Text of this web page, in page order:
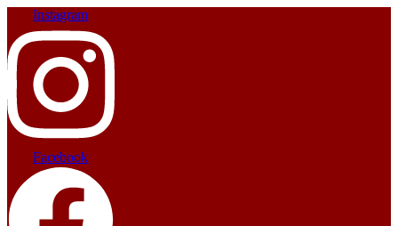
Instagram
Facebook